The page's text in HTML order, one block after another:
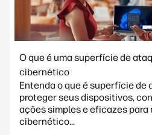
O que é uma superfície de
cibernético
Entenda o que é superfície de
proteger seus dispositivos,
ações simples e eficazes para
cibernético...